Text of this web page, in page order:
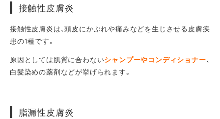
接触性皮膚炎
接触性皮膚炎は、頭皮にかぶれや痛みなどを生じさせる皮膚疾
患の1種です。
原因としては肌質に合わないシャンプーやコンディショナー、
白髪染めの薬剤などが挙げられます。
脂漏性皮膚炎